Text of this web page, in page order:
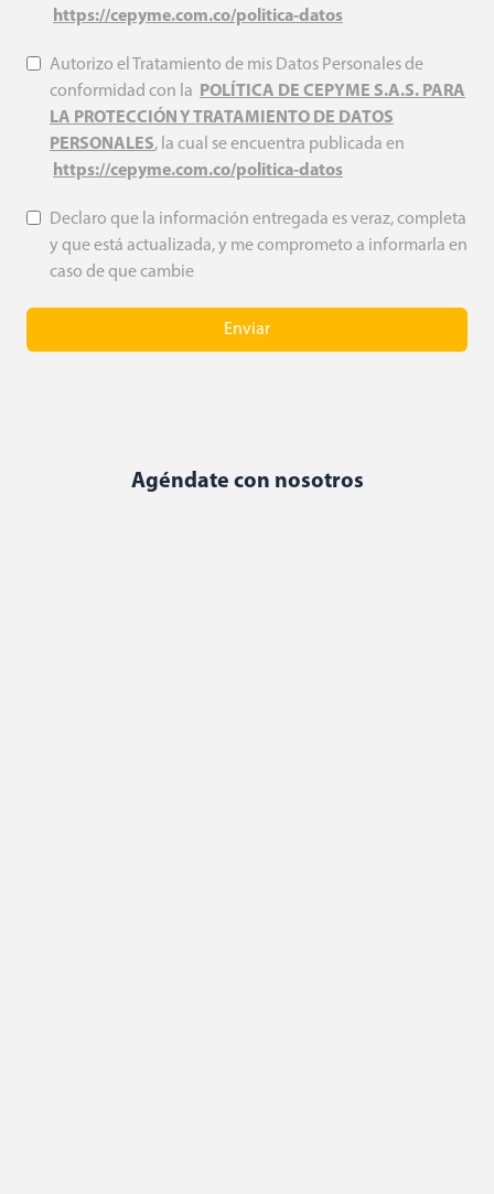
https://cepyme.com.co/politica-datos
Autorizo el Tratamiento de mis Datos Personales de
conformidad con la
POLÍTICA DE CEPYME S.A.S. PARA
LA PROTECCIÓN Y TRATAMIENTO DE DATOS
PERSONALES, la cual se encuentra publicada en
https://cepyme.com.co/politica-datos
Declaro que la información entregada es veraz, completa
y que está actualizada, y me comprometo a informarla en
caso de que cambie
Enviar
Agéndate con nosotros